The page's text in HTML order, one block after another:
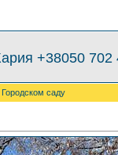
+38050
саду